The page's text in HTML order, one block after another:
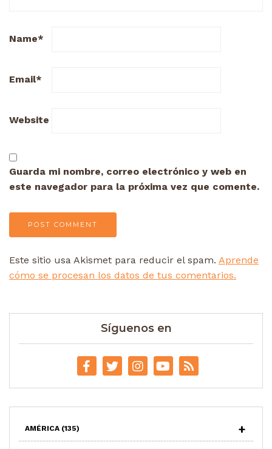
Name*
Email*
Website
Guarda mi nombre, correo electrónico y web en
este navegador para la próxima vez que comente.
Este sitio usa Akismet para reducir el spam. Aprende
cómo se procesan los datos de tus comentarios.
Síguenos en
AMÉRICA (135)